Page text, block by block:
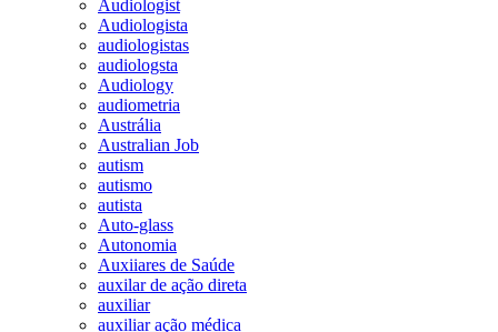
Audiologist
Audiologista
audiologistas
audiologsta
Audiology
audiometria
Austrália
Australian Job
autism
autismo
autista
Auto-glass
Autonomia
Auxiiares de Saúde
auxilar de ação direta
auxiliar
auxiliar ação médica